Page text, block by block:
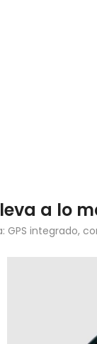
a lo
integrado,